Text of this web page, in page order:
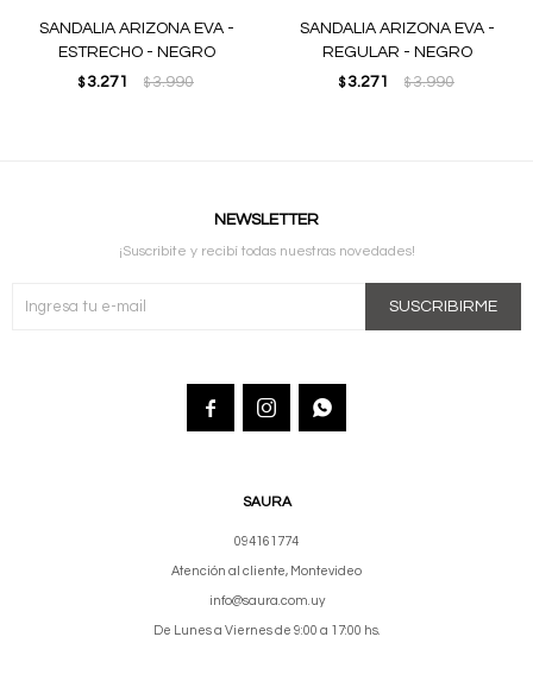
SANDALIA ARIZONA EVA -
ESTRECHO - NEGRO
$3.271 $3.990
SANDALIA ARIZONA EVA -
REGULAR - NEGRO
$3.271 $3.990
SAURA
094161774
Atención al cliente, Montevideo
info@saura.com.uy
De Lunes a Viernes de 9:00 a 17:00 hs.
NEWSLETTER
¡Suscribite y recibí todas nuestras novedades!
SUSCRIBIRME
  